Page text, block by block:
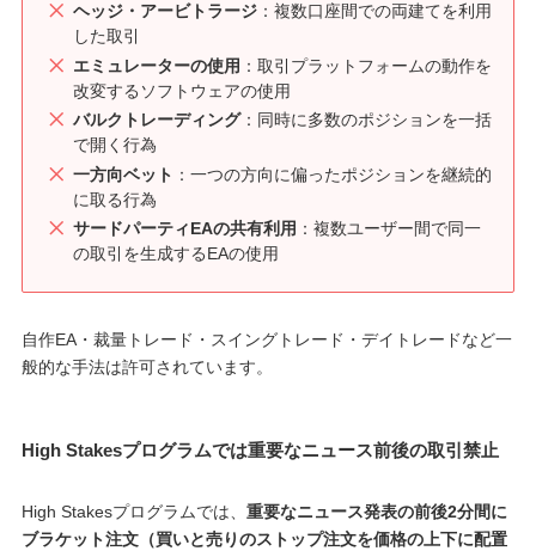
ヘッジ・アービトラージ：複数口座間での両建てを利用
した取引
エミュレーターの使用 ：取引プラットフォームの動作を
改変するソフトウェアの使用
バルクトレーディング：同時に多数のポジションを一括
で開く行為
一方向ベット ：一つの方向に偏ったポジションを継続的
に取る行為
サードパーティEAの共有利用 ：複数ユーザー間で同一
の取引を生成するEAの使用
自作EA・裁量トレード・スイングトレード・デイトレードなど一
般的な手法は許可されています。
High Stakesプログラムでは重要なニュース前後の取引禁止
High Stakesプログラムでは、 重要なニュース発表の前後2分間に
ブラケット注文（買いと売りのストップ注文を価格の上下に配置